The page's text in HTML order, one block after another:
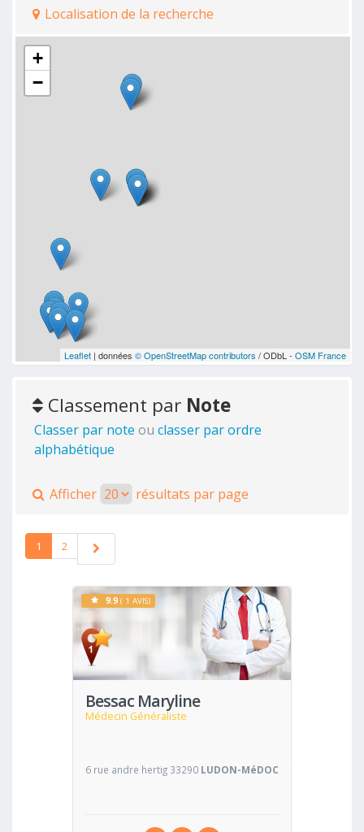
Localisation de la recherche
+
−
Leaflet| données © OpenStreetMap contributors / ODbL - OSM France
Classement par Note
Classer par note ou classer par ordre
alphabétique
Afficher résultats par page
1 2
Bessac Maryline
Médecin Généraliste
Voir
9.9 ( 1 AVIS)
6 rue andre hertig 33290 LUDON-MéDOC